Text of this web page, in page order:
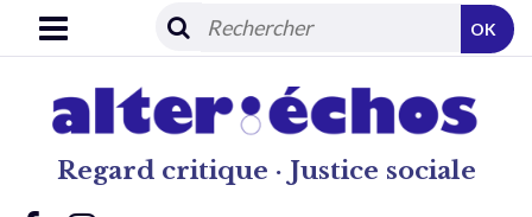
Regard critique · Justice sociale
OK